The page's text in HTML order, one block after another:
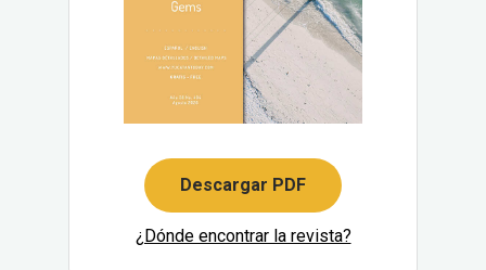
Descargar PDF
¿Dónde encontrar la revista?